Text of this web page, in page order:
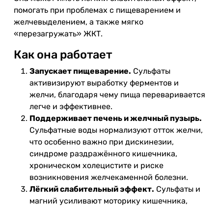
помогать при проблемах с пищеварением и
желчевыделением, а также мягко
«перезагружать» ЖКТ.
Как она работает
Запускает пищеварение. Сульфаты
активизируют выработку ферментов и
желчи, благодаря чему пища переваривается
легче и эффективнее.
Поддерживает печень и желчный пузырь.
Сульфатные воды нормализуют отток желчи,
что особенно важно при дискинезии,
синдроме раздражённого кишечника,
хроническом холецистите и риске
возникновения желчекаменной болезни.
Лёгкий слабительный эффект. Сульфаты и
магний усиливают моторику кишечника,